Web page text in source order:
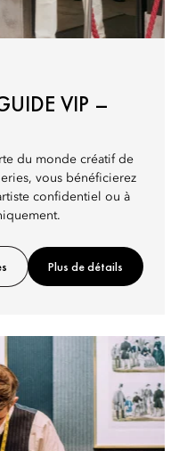
VIP –
du monde créatif de
vous bénéficierez
confidentiel ou à
Plus de détails